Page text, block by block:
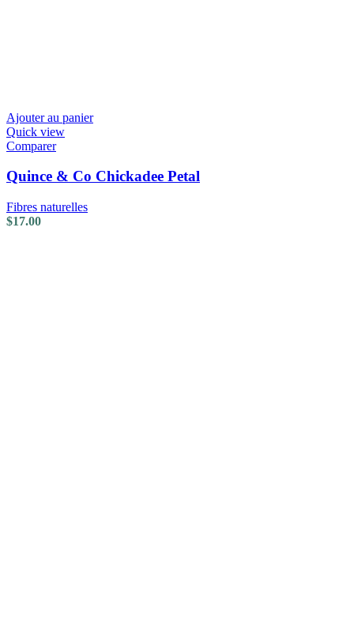
Ajouter au panier
Quick view
Comparer
Quince & Co Chickadee Petal
Fibres naturelles
$17.00